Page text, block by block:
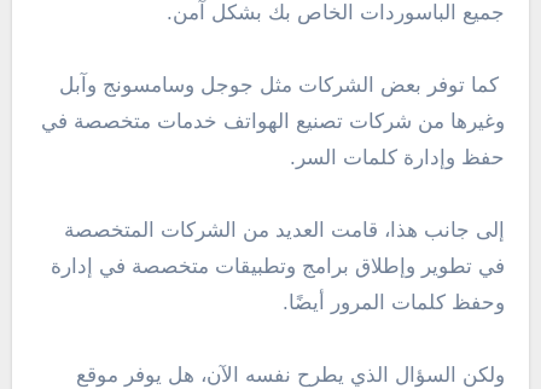
جميع الباسوردات الخاص بك بشكل آمن.
كما توفر بعض الشركات مثل جوجل وسامسونج وآبل
وغيرها من شركات تصنيع الهواتف خدمات متخصصة في
حفظ وإدارة كلمات السر.
إلى جانب هذا، قامت العديد من الشركات المتخصصة
في تطوير وإطلاق برامج وتطبيقات متخصصة في إدارة
وحفظ كلمات المرور أيضًا.
ولكن السؤال الذي يطرح نفسه الآن، هل يوفر موقع